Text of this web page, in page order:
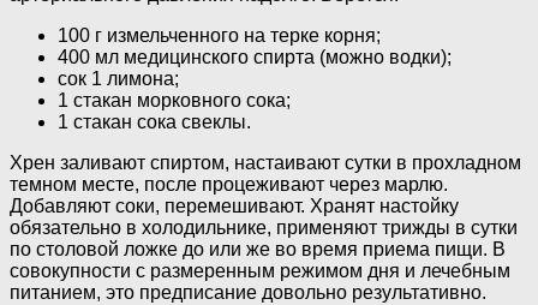
100 г измельченного на терке корня;
400 мл медицинского спирта (можно водки);
сок 1 лимона;
1 стакан морковного сока;
1 стакан сока свеклы.
Хрен заливают спиртом, настаивают сутки в прохладном
темном месте, после процеживают через марлю.
Добавляют соки, перемешивают. Хранят настойку
обязательно в холодильнике, применяют трижды в сутки
по столовой ложке до или же во время приема пищи. В
совокупности с размеренным режимом дня и лечебным
питанием, это предписание довольно результативно.